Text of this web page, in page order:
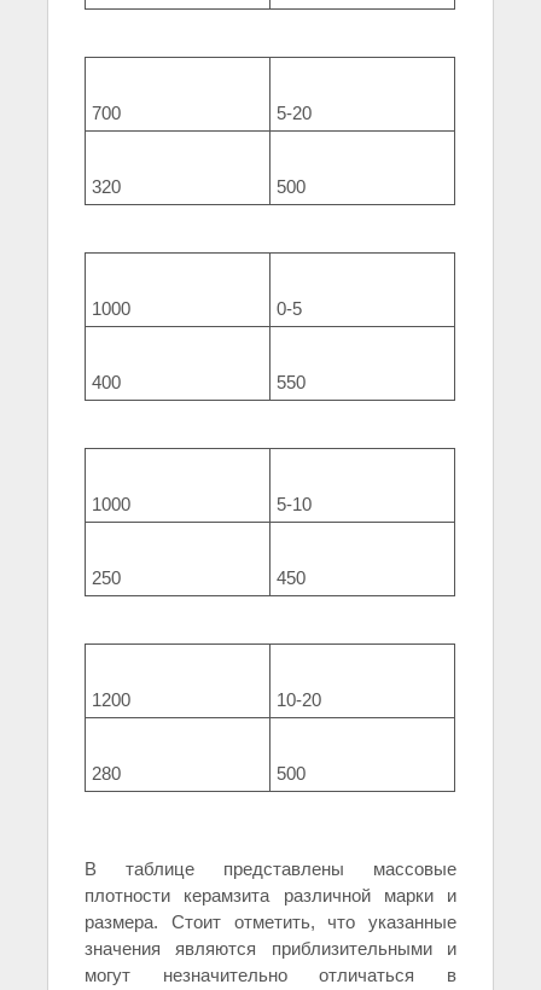
700 5-20
320 500
1000 0-5
400 550
1000 5-10
250 450
1200 10-20
280 500
В таблице представлены массовые
плотности керамзита различной марки и
размера. Стоит отметить, что указанные
значения являются приблизительными и
могут незначительно отличаться в